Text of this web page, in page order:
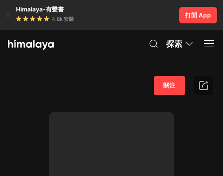
Himalaya-有聲書
4.8k 安裝
打開 App
探索
關注